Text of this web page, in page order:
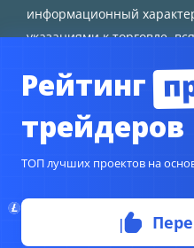
информационный
указаниями к торговле,
© Copyright
Рейтинг
трейдеров
ТОП лучших проектов на